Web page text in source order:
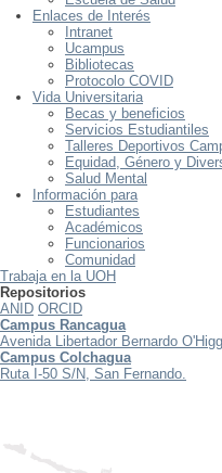
Enlaces de Interés
Intranet
Ucampus
Bibliotecas
Protocolo COVID
Vida Universitaria
Becas y beneficios
Servicios Estudiantiles
Talleres Deportivos
Equidad, Género y
Salud Mental
Información para
Estudiantes
Académicos
Funcionarios
Comunidad
Trabaja en la UOH
Repositorios
ANID ORCID
Campus Rancagua
Avenida Libertador Bernardo
Campus Colchagua
Ruta I-50 S/N, San Fernando.